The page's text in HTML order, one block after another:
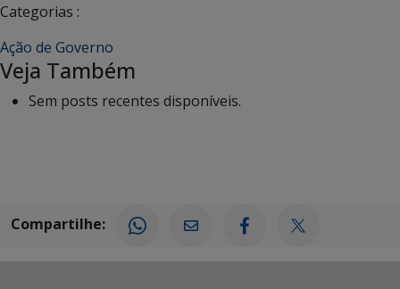
Categorias :
Ação de Governo
Veja Também
Sem posts recentes disponíveis.
Compartilhe: